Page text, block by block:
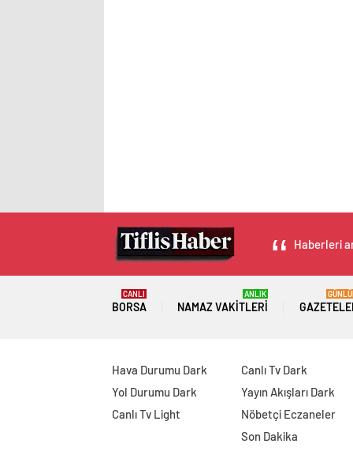
Haberleri
BORSA
CANLI
NAMAZ VAKITLERI
ANLIK
Hava Durumu Dark
Yol Durumu Dark
Canlı Tv Light
Canlı Tv Dark
Yayın Akışları Dark
Nöbetçi Eczaneler
Son Dakika